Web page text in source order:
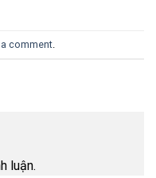
comment
luận.